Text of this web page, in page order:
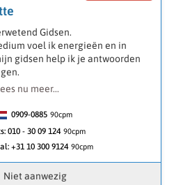
Gidsen.
voel ik energieën en in
gidsen help ik je antwoorden
vragen over:
nu meer...
0909-0885 90cpm
010 - 30 09 124 90cpm
+31 10 300 9124 90cpm